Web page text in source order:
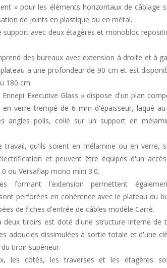
» pour les éléments horizontaux de câblage
de joints en plastique ou en métal.
support avec deux étagères et monobloc
des bureaux avec extension à droite et à
a une profondeur de 90 cm et est
180 cm.
Executive Glass » dispose d'un plan
en verre trempé de 6 mm d'épaisseur, laqué
angles polis, collé sur un support en
travail, qu'ils soient en mélamine ou en verre,
et peuvent être équipés d'un
ou Versaflap mono mini 3.0.
formant l'extension permettent
perforées en cohérence avec le plateau du
de fiches d'entrée de câbles modèle Carrè.
deux tiroirs est doté d'une structure interne de
adoucies dissimulées à sortie totale et d'une
tiroir supérieur.
les côtés, les traverses et les étagères